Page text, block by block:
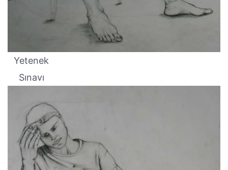
Yetenek
Sınavı